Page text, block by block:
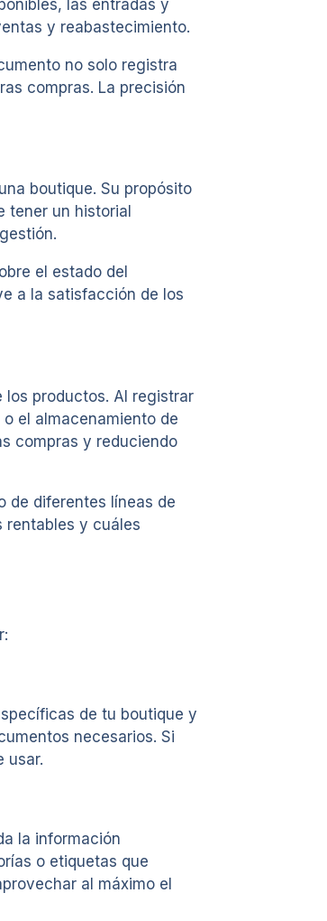
las entradas y
y reabastecimiento.
no solo registra
compras. La precisión
boutique. Su propósito
tener un historial
el estado del
a la satisfacción de los
los productos. Al registrar
el almacenamiento de
compras y reduciendo
de diferentes líneas de
rentables y cuáles
de tu boutique y
necesarios. Si
usar.
la información
o etiquetas que
al máximo el